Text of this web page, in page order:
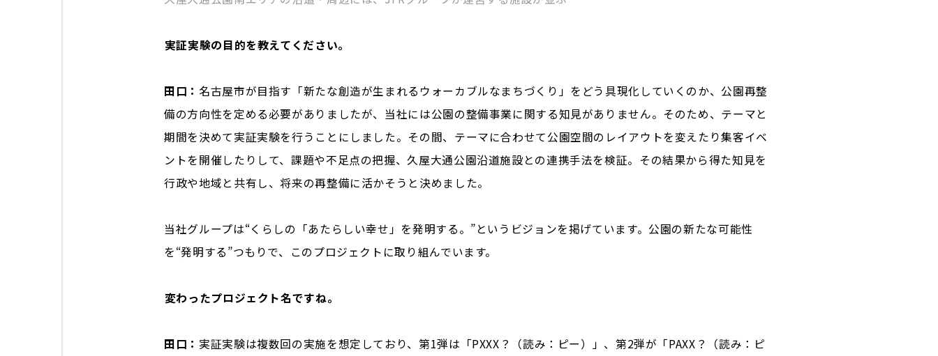
――実証実験の目的を教えてください。
田口： 名古屋市が目指す「新たな創造が生まれるウォーカブルなまちづくり」をどう具現化していくのか、公園再整
備の方向性を定める必要がありましたが、当社には公園の整備事業に関する知見がありません。そのため、テーマと
期間を決めて実証実験を行うことにしました。その間、テーマに合わせて公園空間のレイアウトを変えたり集客イベ
ントを開催したりして、課題や不足点の把握、久屋大通公園沿道施設との連携手法を検証。その結果から得た知見を
行政や地域と共有し、将来の再整備に活かそうと決めました。
当社グループは“くらしの「あたらしい幸せ」を発明する。”というビジョンを掲げています。公園の新たな可能性
を“発明する”つもりで、このプロジェクトに取り組んでいます。
――変わったプロジェクト名ですね。
田口： 実証実験は複数回の実施を想定しており、第1弾は「PXXX？（読み：ピー）」、第2弾が「PAXX？（読み：ピ